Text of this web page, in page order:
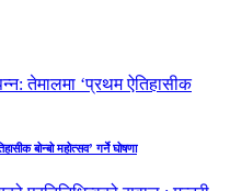
बोन्बो महोत्सव’ गर्ने घोषणा